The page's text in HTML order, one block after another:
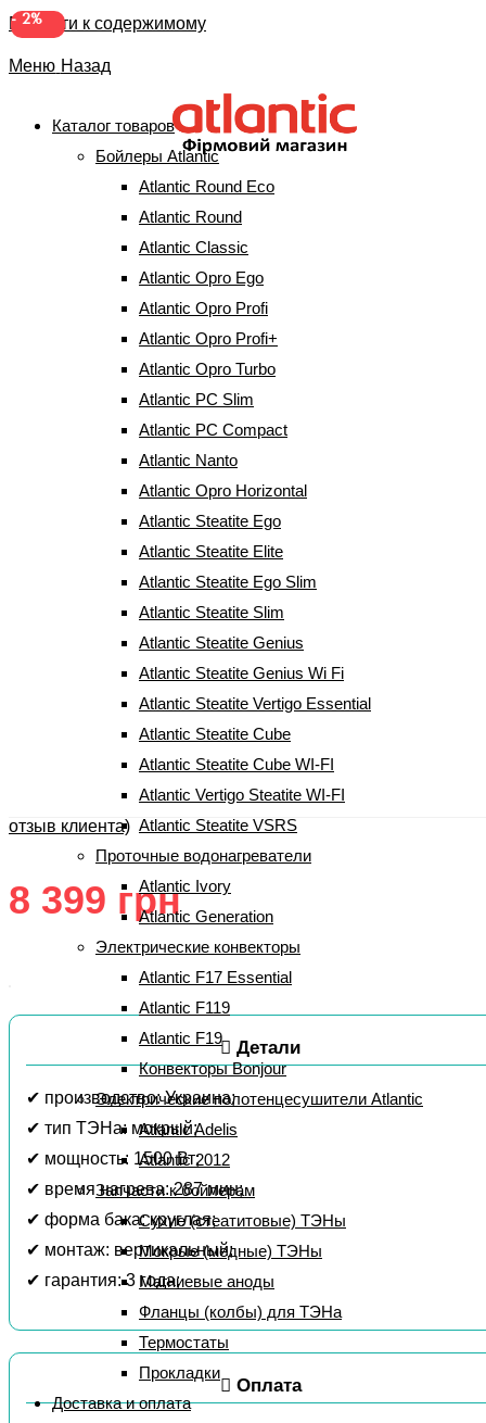
Перейти к содержимому
Меню Назад
Каталог товаров
Бойлеры Atlantic
Atlantic Round Eco
Atlantic Round
Atlantic Classic
Atlantic Opro Ego
Atlantic Opro Profi
Atlantic Opro Profi+
Atlantic Opro Turbo
Atlantic PC Slim
Atlantic PC Compact
Atlantic Nanto
Atlantic Opro Horizontal
Atlantic Steatite Ego
Atlantic Steatite Elite
Atlantic Steatite Ego Slim
Atlantic Steatite Slim
Atlantic Steatite Genius
Atlantic Steatite Genius Wi Fi
Atlantic Steatite Vertigo Essential
Atlantic Steatite Cube
Atlantic Steatite Cube WI-FI
Atlantic Vertigo Steatite WI-FI
Atlantic Steatite VSRS
Проточные водонагреватели
Atlantic Ivory
Atlantic Generation
Электрические конвекторы
Atlantic F17 Essential
Atlantic F119
Atlantic F19
Конвекторы Bonjour
Электрические полотенцесушители Atlantic
Atlantic Adelis
Atlantic 2012
Запчасти к бойлерам
Сухие (стеатитовые) ТЭНы
Мокрые (медные) ТЭНы
Магниевые аноды
Фланцы (колбы) для ТЭНа
Термостаты
Прокладки
Доставка и оплата
Бойлер Atlantic O`PRO
Profi VM 120 D400-1-М
(31996100)
O`PRO Profi VM 120 D400-1-М (31996100)
Бойлер Atlantic O`PRO Profi VM
120 D400-1-М (31996100)
Рейтинг 5.00из 5 на основе опроса
отзыв клиента)
8 399 грн
Детали
✔ производство: Украина;
✔ тип ТЭНа: мокрый;
✔ мощность: 1500 Вт;
✔ время нагрева: 287 мин;
✔ форма бака: круглая;
✔ монтаж: вертикальный;
✔ гарантия: 3 года;
Оплата
- 2%